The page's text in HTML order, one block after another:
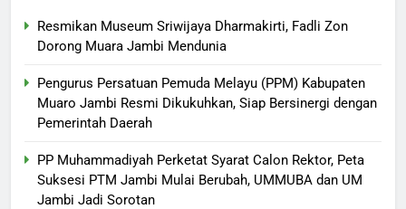
Resmikan Museum Sriwijaya Dharmakirti, Fadli Zon
Dorong Muara Jambi Mendunia
Pengurus Persatuan Pemuda Melayu (PPM) Kabupaten
Muaro Jambi Resmi Dikukuhkan, Siap Bersinergi dengan
Pemerintah Daerah
PP Muhammadiyah Perketat Syarat Calon Rektor, Peta
Suksesi PTM Jambi Mulai Berubah, UMMUBA dan UM
Jambi Jadi Sorotan